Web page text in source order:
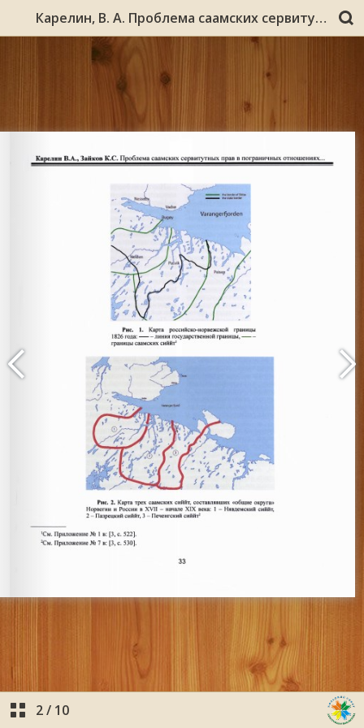
Карелин, В. А. Проблема саамских сервитутных прав в пограничных отношениях России и Норвегии в начале ХХ века / В. А. Карелин // Вестник Северного (Арктического) федерального университета (САФУ). - 2016. - № 1. - С. 32-41. - (Серия «Гуманитарные и социальные науки»).
2/ 10